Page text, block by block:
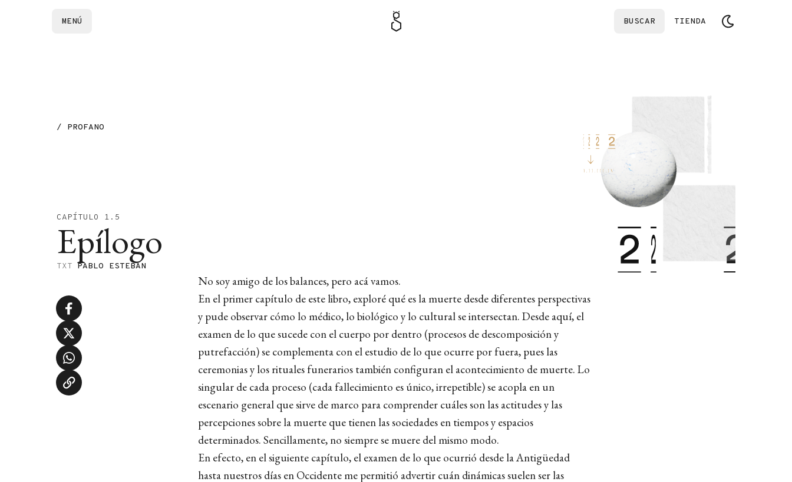
MENÚ BUSCAR TIENDA
/ PROFANO
CAPÍTULO 1.5
Epílogo
TXT PABLO ESTEBAN
No soy amigo de los balances, pero acá vamos.
En el primer capítulo de este libro, exploré qué es la muerte desde diferentes perspectivas
y pude observar cómo lo médico, lo biológico y lo cultural se intersectan. Desde aquí, el
examen de lo que sucede con el cuerpo por dentro (procesos de descomposición y
putrefacción) se complementa con el estudio de lo que ocurre por fuera, pues las
ceremonias y los rituales funerarios también configuran el acontecimiento de muerte. Lo
singular de cada proceso (cada fallecimiento es único, irrepetible) se acopla en un
escenario general que sirve de marco para comprender cuáles son las actitudes y las
percepciones sobre la muerte que tienen las sociedades en tiempos y espacios
determinados. Sencillamente, no siempre se muere del mismo modo.
En efecto, en el siguiente capítulo, el examen de lo que ocurrió desde la Antigüedad
hasta nuestros días en Occidente me permitió advertir cuán dinámicas suelen ser las